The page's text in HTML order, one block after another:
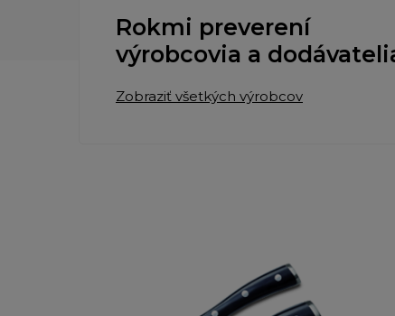
Rokmi preverení
výrobcovia a
Zobraziť všetkých výrobcov